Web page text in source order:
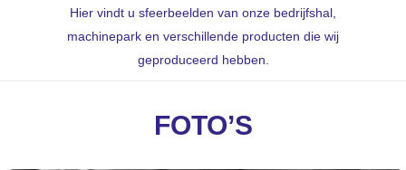
Hier vindt u sfeerbeelden van onze bedrijfshal,
machinepark en verschillende producten die wij
geproduceerd hebben.
FOTO’S